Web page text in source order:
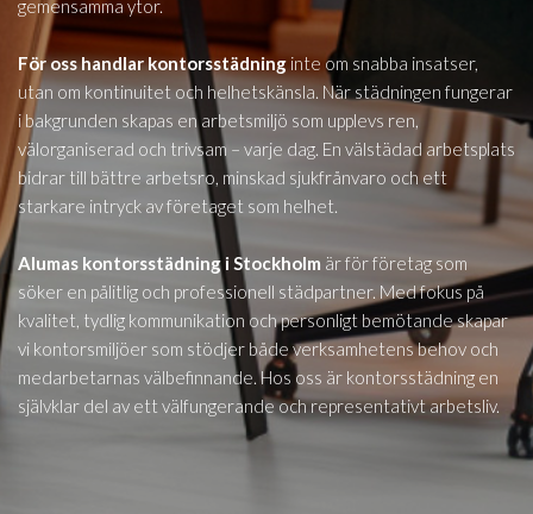
gemensamma ytor.
För oss handlar kontorsstädning inte om snabba insatser,
utan om kontinuitet och helhetskänsla. När städningen fungerar
i bakgrunden skapas en arbetsmiljö som upplevs ren,
välorganiserad och trivsam – varje dag. En välstädad arbetsplats
bidrar till bättre arbetsro, minskad sjukfrånvaro och ett
starkare intryck av företaget som helhet.
Alumas kontorsstädning i Stockholm är för företag som
söker en pålitlig och professionell städpartner. Med fokus på
kvalitet, tydlig kommunikation och personligt bemötande skapar
vi kontorsmiljöer som stödjer både verksamhetens behov och
medarbetarnas välbefinnande. Hos oss är kontorsstädning en
självklar del av ett välfungerande och representativt arbetsliv.